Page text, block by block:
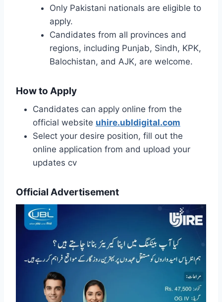
Only Pakistani nationals are eligible to
apply.
Candidates from all provinces and
regions, including Punjab, Sindh, KPK,
Balochistan, and AJK, are welcome.
How to Apply
Candidates can apply online from the
official website uhire.ubldigital.com
Select your desire position, fill out the
online application from and upload your
updates cv
Official Advertisement